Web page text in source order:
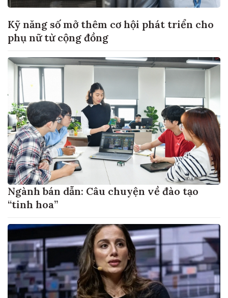
Kỹ năng số mở thêm cơ hội phát triển cho
phụ nữ từ cộng đồng
Ngành bán dẫn: Câu chuyện về đào tạo
“tinh hoa”